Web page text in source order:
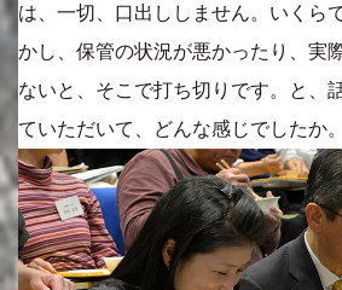
は、一切、口出ししません。いくら
かし、保管の状況が悪かったり、実
ないと、そこで打ち切りです。と、
ていただいて、どんな感じでしたか。